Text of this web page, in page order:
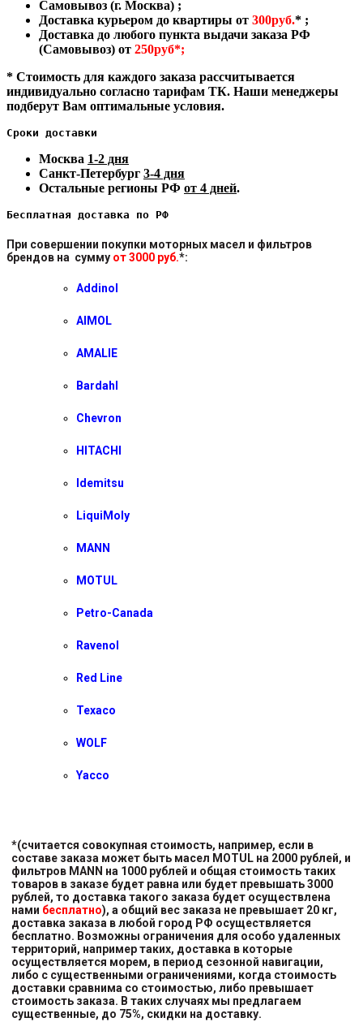
Самовывоз (г. Москва) ;
Доставка курьером до квартиры от 300руб.* ;
Доставка до любого пункта выдачи заказа РФ
(Самовывоз) от 250руб*;
* Стоимость для каждого заказа рассчитывается
индивидуально согласно тарифам ТК. Наши менеджеры
подберут Вам оптимальные условия.
Сроки доставки
Москва 1-2 дня
Санкт-Петербург 3-4 дня
Остальные регионы РФ от 4 дней.
Бесплатная доставка по РФ
При совершении покупки моторных масел и фильтров
брендов на сумму от 3000 руб.*:
Addinol
AIMOL
AMALIE
Bardahl
Chevron
HITACHI
Idemitsu
LiquiMoly
MANN
MOTUL
Petro-Canada
Ravenol
Red Line
Texaco
WOLF
Yacco
*(считается совокупная стоимость, например, если в
составе заказа может быть масел MOTUL на 2000 рублей, и
фильтров MANN на 1000 рублей и общая стоимость таких
товаров в заказе будет равна или будет превышать 3000
рублей, то доставка такого заказа будет осуществлена
нами бесплатно), а общий вес заказа не превышает 20 кг,
доставка заказа в любой город РФ осуществляется
бесплатно. Возможны ограничения для особо удаленных
территорий, например таких, доставка в которые
осуществляется морем, в период сезонной навигации,
либо с существенными ограничениями, когда стоимость
доставки сравнима со стоимостью, либо превышает
стоимость заказа. В таких случаях мы предлагаем
существенные, до 75%, скидки на доставку.